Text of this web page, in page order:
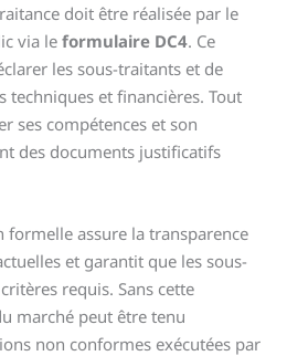
doit être réalisée par le
via leformulaire DC4. Ce
les sous-traitants et de
techniques et financières. Tout
ses compétences et son
des documents justificatifs
formelle assure la transparence
et garantit que les sous-
requis. Sans cette
marché peut être tenu
non conformes exécutées par